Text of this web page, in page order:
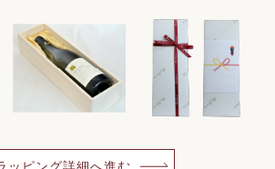
ッピング詳細へ進む